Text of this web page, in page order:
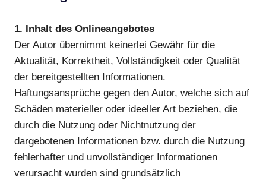
1. Inhalt des Onlineangebotes
Der Autor übernimmt keinerlei Gewähr für die
Aktualität, Korrektheit, Vollständigkeit oder Qualität
der bereitgestellten Informationen.
Haftungsansprüche gegen den Autor, welche sich auf
Schäden materieller oder ideeller Art beziehen, die
durch die Nutzung oder Nichtnutzung der
dargebotenen Informationen bzw. durch die Nutzung
fehlerhafter und unvollständiger Informationen
verursacht wurden sind grundsätzlich